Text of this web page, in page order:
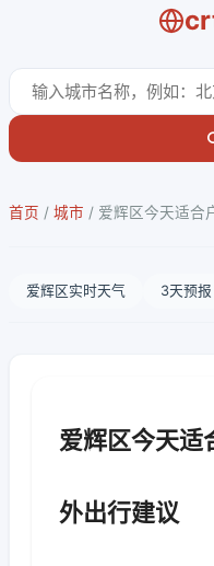
首页 / 城市 / 爱辉区今天适合
爱辉区实时天气 3天预报
爱辉区今天适
外出行建议